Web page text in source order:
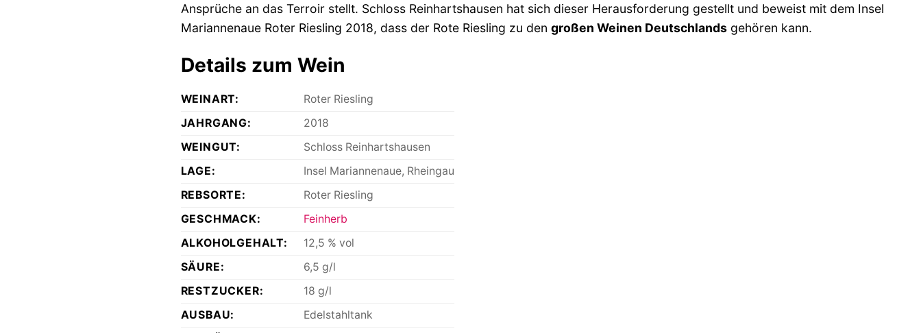
Ansprüche an das Terroir stellt. Schloss Reinhartshausen hat sich dieser Herausforderung gestellt und beweist mit dem Insel
Mariannenaue Roter Riesling 2018, dass der Rote Riesling zu den großen Weinen Deutschlandsgehören kann.
Details zum Wein
WEINART:
Roter Riesling
JAHRGANG:
2018
WEINGUT:
Schloss Reinhartshausen
LAGE:
Insel Mariannenaue, Rheingau
REBSORTE:
Roter Riesling
GESCHMACK:
Feinherb
ALKOHOLGEHALT:
12,5 % vol
SÄURE:
6,5 g/l
RESTZUCKER:
18 g/l
AUSBAU:
Edelstahltank